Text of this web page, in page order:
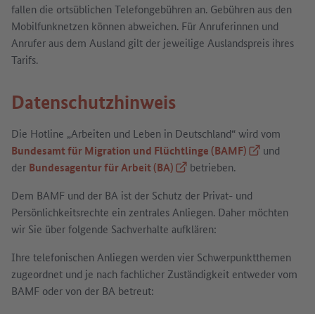
fallen die ortsüblichen Telefongebühren an. Gebühren aus den
Mobilfunknetzen können abweichen. Für Anruferinnen und
Anrufer aus dem Ausland gilt der jeweilige Auslandspreis ihres
Tarifs.
Datenschutzhinweis
Die Hotline „Arbeiten und Leben in Deutschland“ wird vom
Bundesamt für Migration und Flüchtlinge (BAMF)(Externer
und
der Bundesagentur für Arbeit (BA)(Externer Link)
betrieben.
Dem BAMF und der BA ist der Schutz der Privat- und
Persönlichkeitsrechte ein zentrales Anliegen. Daher möchten
wir Sie über folgende Sachverhalte aufklären:
Ihre telefonischen Anliegen werden vier Schwerpunktthemen
zugeordnet und je nach fachlicher Zuständigkeit entweder vom
BAMF oder von der BA betreut: